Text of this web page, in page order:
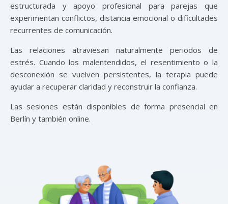
estructurada y apoyo profesional para parejas que
experimentan conflictos, distancia emocional o dificultades
recurrentes de comunicación.
Las relaciones atraviesan naturalmente periodos de
estrés. Cuando los malentendidos, el resentimiento o la
desconexión se vuelven persistentes, la terapia puede
ayudar a recuperar claridad y reconstruir la confianza.
Las sesiones están disponibles de forma presencial en
Berlín y también online.